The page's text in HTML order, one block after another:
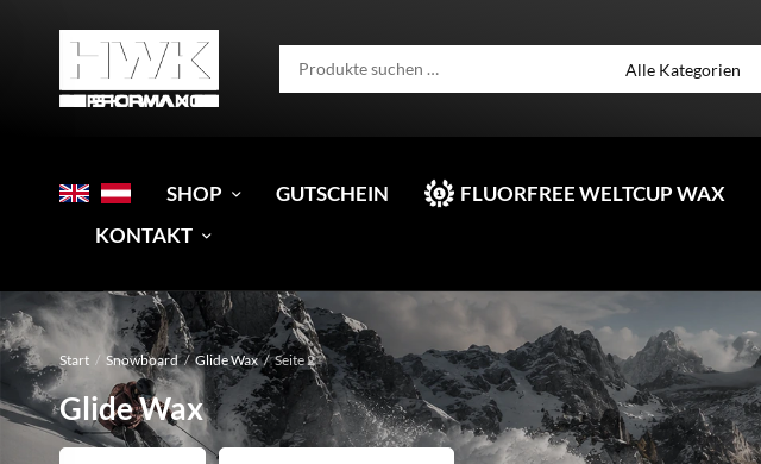
SHOP GUTSCHEIN FLUORFREE WELTCUP WAX
KONTAKT
Start / Snowboard / Glide Wax / Seite 2
Glide Wax